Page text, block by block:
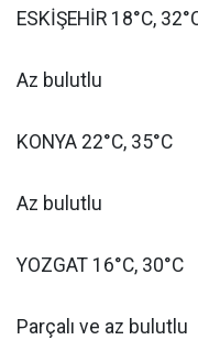
ESKİŞEHİR 18°C,
Az bulutlu
KONYA 22°C, 35°C
Az bulutlu
YOZGAT 16°C, 30°C
Parçalı ve az bulutlu